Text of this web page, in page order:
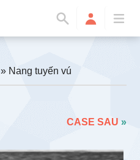
» Nang tuyến vú
CASE SAU »